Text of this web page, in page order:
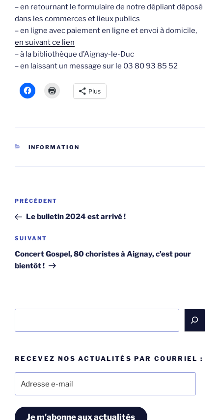
– en retournant le formulaire de notre dépliant déposé
dans les commerces et lieux publics
– en ligne avec paiement en ligne et envoi à domicile,
en suivant ce lien
– à la bibliothèque d’Aignay-le-Duc
– en laissant un message sur le 03 80 93 85 52
Plus
CATÉGORIES
INFORMATION
Navigation
l’article
Article
précédent
PRÉCÉDENT
Le bulletin 2024 est arrivé !
Article
suivant
SUIVANT
Concert Gospel, 80 choristes à Aignay, c’est pour
bientôt !
RECEVEZ NOS ACTUALITÉS PAR COURRIEL :
e-
Je m'abonne aux actualités